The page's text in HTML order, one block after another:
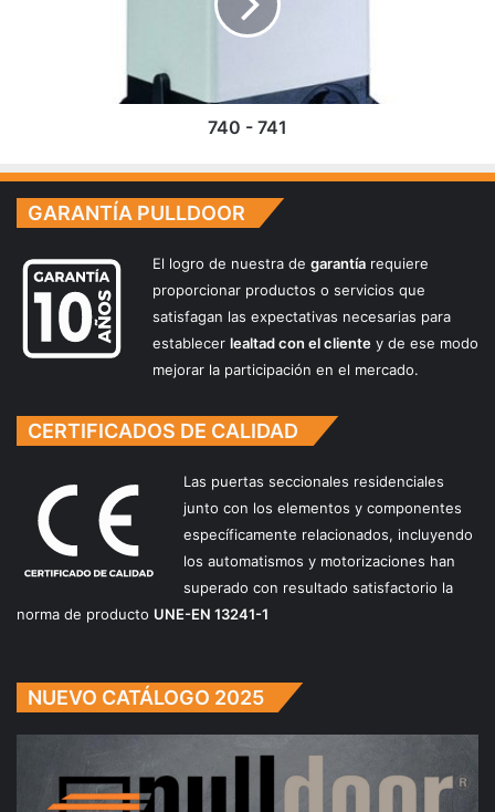
740 - 741
GARANTÍA PULLDOOR
El logro de nuestra de garantíarequiere
proporcionar productos o servicios que
satisfagan las expectativas necesarias para
establecer lealtad con el clientey de ese modo
mejorar la participación en el mercado.
CERTIFICADOS DE CALIDAD
Las puertas seccionales residenciales
junto con los elementos y componentes
específicamente relacionados, incluyendo
los automatismos y motorizaciones han
superado con resultado satisfactorio la
norma de producto UNE-EN 13241-1
NUEVO CATÁLOGO 2025